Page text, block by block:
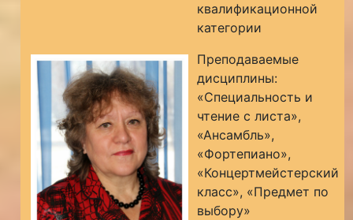
квалификационной
категории
Преподаваемые
дисциплины:
«Специальность и
чтение с листа»,
«Ансамбль»,
«Фортепиано»,
«Концертмейстерский
класс», «Предмет по
выбору»